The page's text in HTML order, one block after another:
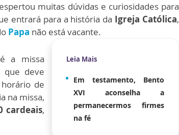
muitas dúvidas e curiosidades para
entrará para a história da Igreja Católica,
Papa não está vacante.
Leia Mais
Em testamento, Bento
XVI aconselha a
permanecermos firmes
na fé
a missa
que deve
de
na missa,
cardeais,